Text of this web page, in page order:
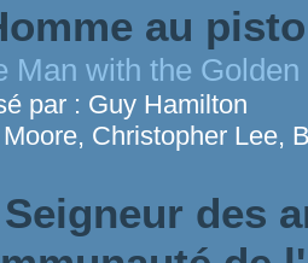
au
Man with the
par : Guy Hamilton
Christopher Lee,
des